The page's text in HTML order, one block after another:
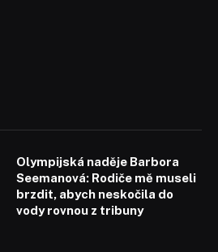
Olympijská naděje Barbora
Seemanová: Rodiče mě museli
brzdit, abych neskočila do
vody rovnou z tribuny